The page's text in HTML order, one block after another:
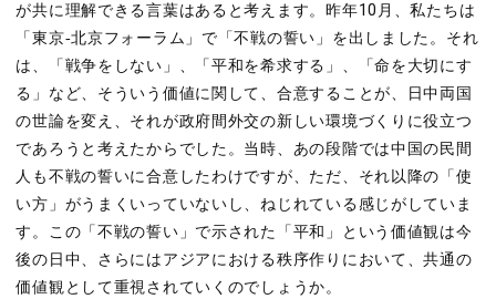
が共に理解できる言葉はあると考えます。昨年10月、私たちは
「東京‐北京フォーラム」で「不戦の誓い」を出しました。それ
は、「戦争をしない」、「平和を希求する」、「命を大切にす
る」など、そういう価値に関して、合意することが、日中両国
の世論を変え、それが政府間外交の新しい環境づくりに役立つ
であろうと考えたからでした。当時、あの段階では中国の民間
人も不戦の誓いに合意したわけですが、ただ、それ以降の「使
い方」がうまくいっていないし、ねじれている感じがしていま
す。この「不戦の誓い」で示された「平和」という価値観は今
後の日中、さらにはアジアにおける秩序作りにおいて、共通の
価値観として重視されていくのでしょうか。